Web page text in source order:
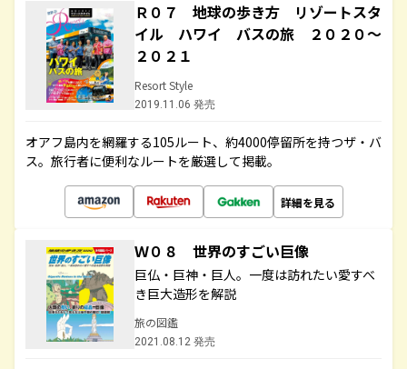
Ｒ０７ 地球の歩き方 リゾートスタ
イル ハワイ バスの旅 ２０２０～
２０２１
Resort Style
2019.11.06 発売
オアフ島内を網羅する105ルート、約4000停留所を持つザ・バ
ス。旅行者に便利なルートを厳選して掲載。
詳細を見る
Ｗ０８ 世界のすごい巨像
巨仏・巨神・巨人。一度は訪れたい愛すべ
き巨大造形を解説
旅の図鑑
2021.08.12 発売